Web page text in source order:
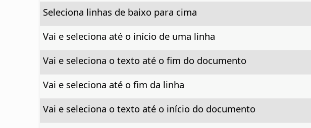
Seleciona linhas de baixo para cima
Vai e seleciona até o início de uma linha
Vai e seleciona o texto até o fim do documento
Vai e seleciona até o fim da linha
Vai e seleciona o texto até o início do documento